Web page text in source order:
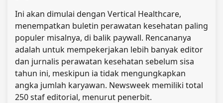
Ini akan dimulai dengan Vertical Healthcare,
menempatkan buletin perawatan kesehatan paling
populer misalnya, di balik paywall. Rencananya
adalah untuk mempekerjakan lebih banyak editor
dan jurnalis perawatan kesehatan sebelum sisa
tahun ini, meskipun ia tidak mengungkapkan
angka jumlah karyawan. Newsweek memiliki total
250 staf editorial, menurut penerbit.